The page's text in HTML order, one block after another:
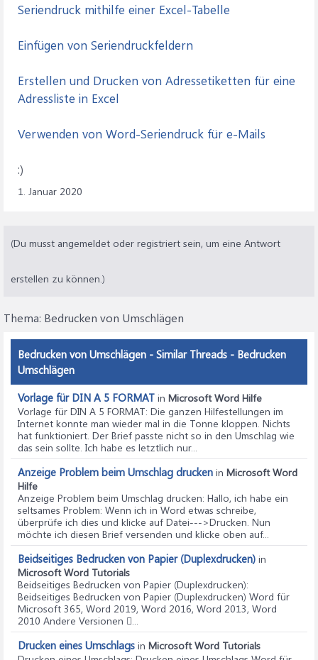
Seriendruck mithilfe einer Excel-Tabelle
Einfügen von Seriendruckfeldern
Erstellen und Drucken von Adressetiketten für eine
Adressliste in Excel
Verwenden von Word-Seriendruck für e-Mails
:)
1. Januar 2020
(Du musst angemeldet oder registriert sein, um eine Antwort
erstellen zu können.)
Thema: Bedrucken von Umschlägen
Bedrucken von Umschlägen - Similar Threads - Bedrucken
Umschlägen
Vorlage für DIN A 5 FORMAT in Microsoft Word Hilfe
Vorlage für DIN A 5 FORMAT: Die ganzen Hilfestellungen im
Internet konnte man wieder mal in die Tonne kloppen. Nichts
hat funktioniert. Der Brief passte nicht so in den Umschlag wie
das sein sollte. Ich habe es letztlich nur...
Anzeige Problem beim Umschlag drucken in Microsoft Word
Hilfe
Anzeige Problem beim Umschlag drucken: Hallo, ich habe ein
seltsames Problem: Wenn ich in Word etwas schreibe,
überprüfe ich dies und klicke auf Datei--->Drucken. Nun
möchte ich diesen Brief versenden und klicke oben auf...
Beidseitiges Bedrucken von Papier (Duplexdrucken) in
Microsoft Word Tutorials
Beidseitiges Bedrucken von Papier (Duplexdrucken):
Beidseitiges Bedrucken von Papier (Duplexdrucken) Word für
Microsoft 365, Word 2019, Word 2016, Word 2013, Word
2010 Andere Versionen ...
Drucken eines Umschlags in Microsoft Word Tutorials